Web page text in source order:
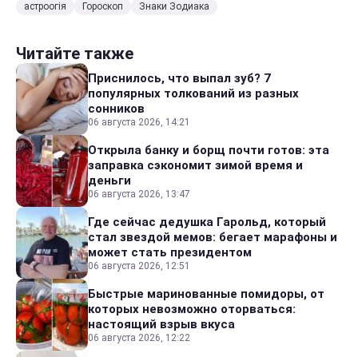
астроогія Гороскоп Знаки Зодиака
Читайте также
Приснилось, что выпал зуб? 7
популярных толкований из разных
сонников
06 августа 2026, 14:21
Открыла банку и борщ почти готов: эта
заправка сэкономит зимой время и
деньги
06 августа 2026, 13:47
Где сейчас дедушка Гарольд, который
стал звездой мемов: бегает марафоны и
может стать президентом
06 августа 2026, 12:51
Быстрые маринованные помидоры, от
которых невозможно оторваться:
настоящий взрыв вкуса
06 августа 2026, 12:22